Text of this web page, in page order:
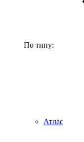
По типу:
Атлас